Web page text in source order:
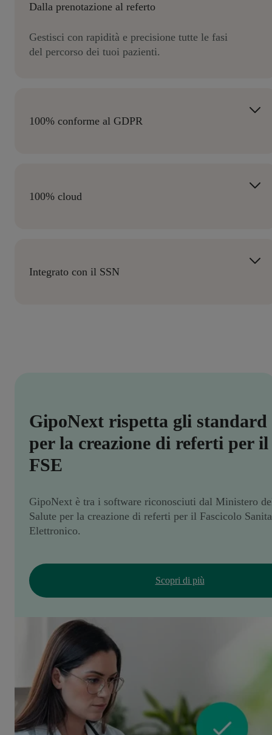
Dalla prenotazione al referto
Gestisci con rapidità e precisione tutte le fasi
del percorso dei tuoi pazienti.
100% conforme al GDPR
100% cloud
Integrato con il SSN
GipoNext rispetta gli standard
per la creazione di referti per il
FSE
GipoNext è tra i software riconosciuti dal Ministero
Salute per la creazione di referti per il Fascicolo
Elettronico.
Scopri di più